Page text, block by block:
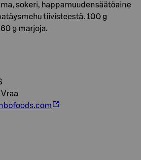
sokeri, happamuudensäätöaine
tiivisteestä. 100 g
g marjoja.